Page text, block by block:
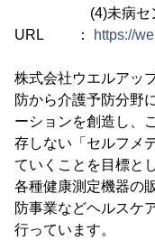
(4)未病センタ
URL ：
https://
株式会社ウエルアッ
防から介護予防分野
ーションを創造し、
存しない「セルフメ
ていくことを目標と
各種健康測定機器の
防事業などヘルスケ
行っています。